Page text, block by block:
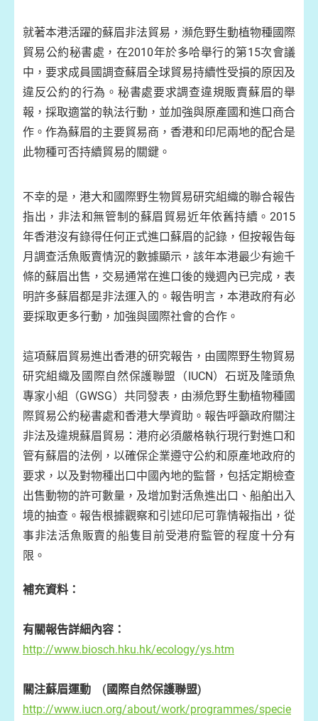
就著本港活躍的蘇眉非法貿易，瀕危野生動植物種國際
貿易公約秘書處，在2010年於多哈舉行的第15次會議
中，要求成員國調查蘇眉全球貿易持續性受損的原因及
違反公約的行為。秘書處要求調查違規販賣蘇眉的舉
報，採取適當的執法行動，並加強與原產國和進口商合
作。作為蘇眉的主要貿易商，香港和印尼兩地的配合是
此物種可否持續貿易的關鍵。
不幸的是，港大和國際野生物貿易研究組織的聯合報告
指出，非法和無管制的蘇眉貿易近年依舊持續。 2015
年香港沒有錄得任何正式進口蘇眉的記錄，但按報告每
月調查活魚販賣情況的數據顯示，該年本港最少有逾千
條的蘇眉出售，交易通常在進口後的幾週內已完成，表
明許多蘇眉都是非法運入的。報告明言，本港政府有必
要採取更多行動，加強與國際社會的合作。
這項蘇眉貿易進出香港的研究報告，由國際野生物貿易
研究組織及國際自然保護聯盟（IUCN）石斑及隆頭魚
專家小組（GWSG）共同發表，由瀕危野生動植物種國
際貿易公約秘書處和香港大學資助。報告呼籲政府關注
非法及違規蘇眉貿易：港府必須嚴格執行現行對進口和
管有蘇眉的法例，以確保企業遵守公約和原產地政府的
要求，以及對物種出口中國內地的監督，包括定期檢查
出售動物的許可數量，及增加對活魚進出口、船舶出入
境的抽查。報告根據觀察和引述印尼可靠情報指出，從
事非法活魚販賣的船隻目前受港府監管的程度十分有
限。
補充資料：
有關報告詳細內容：
http://www.biosch.hku.hk/ecology/ys.htm
關注蘇眉運動 ( 國際自然保護聯盟)
http://www.iucn.org/about/work/programmes/specie